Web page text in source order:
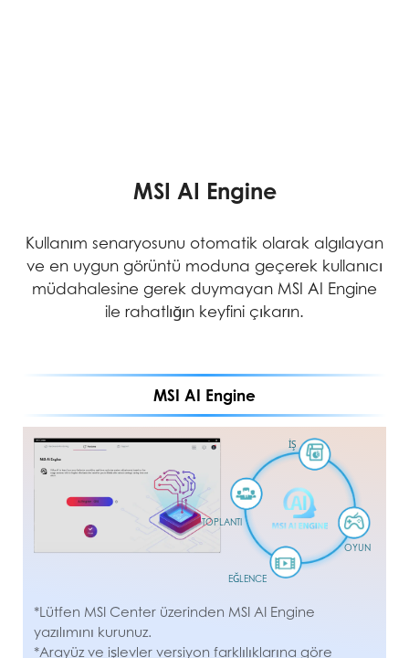
MSI AI Engine
Kullanım senaryosunu otomatik olarak algılayan
ve en uygun görüntü moduna geçerek kullanıcı
müdahalesine gerek duymayan MSI AI Engine
ile rahatlığın keyfini çıkarın.
Microsoft Copilot
Her yerde sizinle birlikte çalışan ve ihtiyaçlarınıza
akıllıca adapte olan AI yardımcınız Copilot ile
hayatınızdaki insanlarla ve diğer her şeyle
bağlantıda kalın; daha akıllı ve daha üretken
MSI AI Engine
İŞ
TOPLANTI
EĞLENCE
OYUN
*Lütfen MSI Center üzerinden MSI AI Engine
yazılımını kurunuz.
*Arayüz ve işlevler versiyon farklılıklarına göre
bulabilirsiniz.
*Arayüz ve işlevler versiyon farklılıklarına göre